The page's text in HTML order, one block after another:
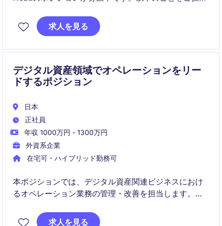
求人を見る
デジタル資産領域でオペレーションをリー
ドするポジション
日本
正社員
年収 1000万円 - 1300万円
外資系企業
在宅可・ハイブリッド勤務可
本ポジションでは、デジタル資産関連ビジネスにおけ
るオペレーション業務の管理・改善を担当します。日
躍いただきます。
求人を見る